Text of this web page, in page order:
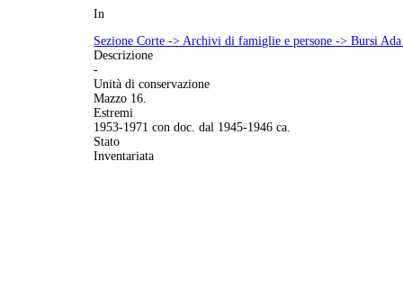
In
Sezione Corte -> Archivi di famiglie e persone -> Bursi
Descrizione
-
Unità di conservazione
Mazzo 16.
Estremi
1953-1971 con doc. dal 1945-1946 ca.
Stato
Inventariata